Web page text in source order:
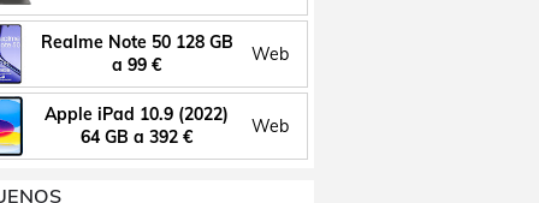
Realme Note 50 128 GB
a 99 €
Web
Apple iPad 10.9 (2022)
64 GB a 392 €
Web